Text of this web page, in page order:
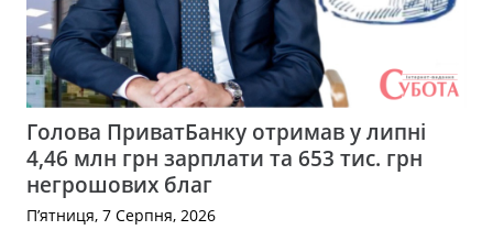
Голова ПриватБанку отримав у липні
4,46 млн грн зарплати та 653 тис. грн
негрошових благ
П’ятниця, 7 Серпня, 2026